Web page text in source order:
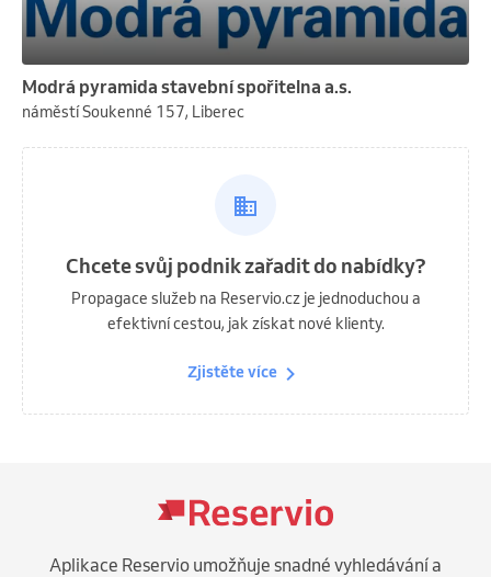
Modrá pyramida stavební spořitelna a.s.
náměstí Soukenné 157, Liberec
Chcete svůj podnik zařadit do nabídky?
Propagace služeb na Reservio.cz je jednoduchou a
efektivní cestou, jak získat nové klienty.
Zjistěte více
Aplikace Reservio umožňuje snadné vyhledávání a